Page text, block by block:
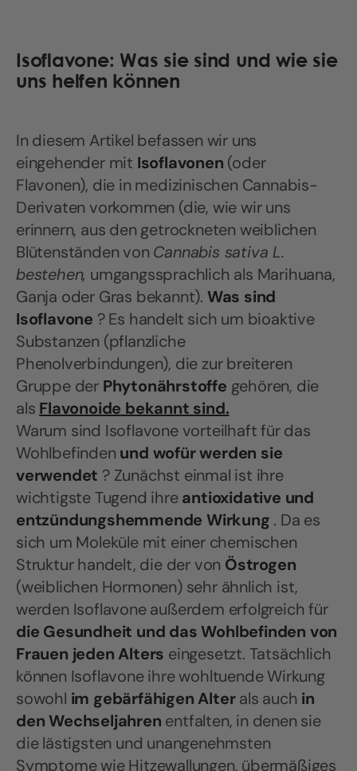
Isoflavone: Was sie sind und wie sie
uns helfen können
In diesem Artikel befassen wir uns
eingehender mit Isoflavonen (oder
Flavonen), die in medizinischen Cannabis-
Derivaten vorkommen (die, wie wir uns
erinnern, aus den getrockneten weiblichen
Blütenständen von Cannabis sativa L.
bestehen, umgangssprachlich als Marihuana,
Ganja oder Gras bekannt). Was sind
Isoflavone ? Es handelt sich um bioaktive
Substanzen (pflanzliche
Phenolverbindungen), die zur breiteren
Gruppe der Phytonährstoffe gehören, die
als Flavonoide bekannt sind.
Warum sind Isoflavone vorteilhaft für das
Wohlbefinden und wofür werden sie
verwendet ? Zunächst einmal ist ihre
wichtigste Tugend ihreantioxidative und
entzündungshemmende Wirkung . Da es
sich um Moleküle mit einer chemischen
Struktur handelt, die der von Östrogen
(weiblichen Hormonen) sehr ähnlich ist,
werden Isoflavone außerdem erfolgreich für
die Gesundheit und das Wohlbefinden von
Frauen jeden Alters eingesetzt. Tatsächlich
können Isoflavone ihre wohltuende Wirkung
sowohl im gebärfähigen Alterals auch in
den Wechseljahren entfalten, in denen sie
die lästigsten und unangenehmsten
Symptome wie Hitzewallungen, übermäßiges